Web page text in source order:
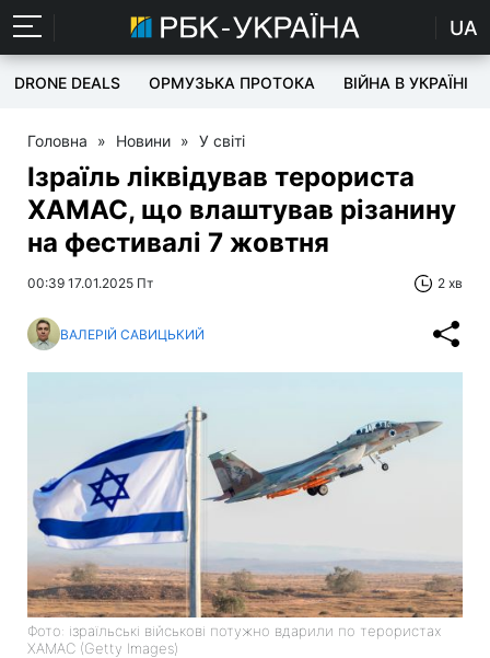
UA
DRONE DEALS ОРМУЗЬКА ПРОТОКА ВІЙНА В УКРАЇНІ
Головна » Новини » У світі
Ізраїль ліквідував терориста
ХАМАС, що влаштував різанину
на фестивалі 7 жовтня
00:39 17.01.2025 Пт 2 хв
ВАЛЕРІЙ САВИЦЬКИЙ
Фото: ізраїльські військові потужно вдарили по терористах
ХАМАС (Getty Images)